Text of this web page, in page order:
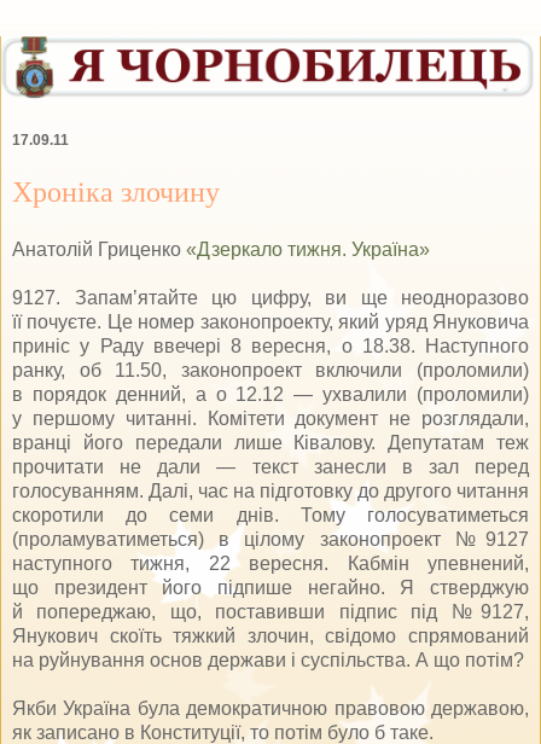
17.09.11
Хроніка злочину
Анатолій Гриценко «Дзеркало тижня. Україна»
9127. Запам’ятайте цю цифру, ви ще неодноразово
її почуєте. Це номер законопроекту, який уряд Януковича
приніс у Раду ввечері 8 вересня, о 18.38. Наступного
ранку, об 11.50, законопроект включили (проломили)
в порядок денний, а о 12.12 — ухвалили (проломили)
у першо­му читанні. Комітети документ не розглядали,
вранці його передали лише Ківалову. Депутатам теж
прочитати не дали — текст занесли в зал пе­ред
голосуванням. Далі, час на підготовку до другого читання
скоротили до семи днів. Тому голосуватиметься
(проламуватиметься) в цілому законопроект №9127
наступного тижня, 22 вересня. Кабмін упевнений,
що президент його підпише негайно. Я стверджую
й попереджаю, що, поставивши підпис під №9127,
Янукович скоїть тяжкий злочин, свідо­мо спрямований
на руйнування основ держави і суспільства. А що потім?
Якби Україна була демократичною правовою державою,
як записано в Конституції, то потім було б таке.